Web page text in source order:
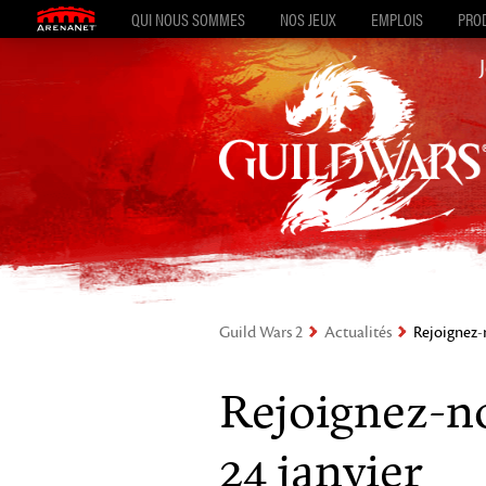
QUI NOUS SOMMES NOS JEUX EMPLOIS
Guild Wars 2 Actualités
Rejoignez-
24 janvier